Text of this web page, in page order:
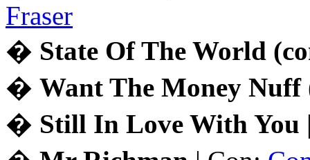
Fraser
� State Of The World
� Want The Money
� Still In Love With You